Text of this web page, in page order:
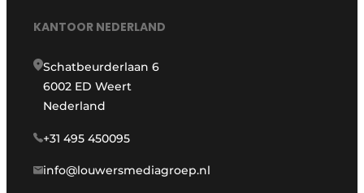
KANTOOR NEDERLAND
Schatbeurderlaan 6
6002 ED Weert
Nederland
+31 495 450095
info@louwersmediagroep.nl